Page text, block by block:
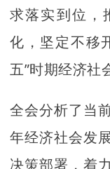
求落实到位，
化，坚定不移
五”时期经济社
全会分析了当
年经济社会发
决策部署，着